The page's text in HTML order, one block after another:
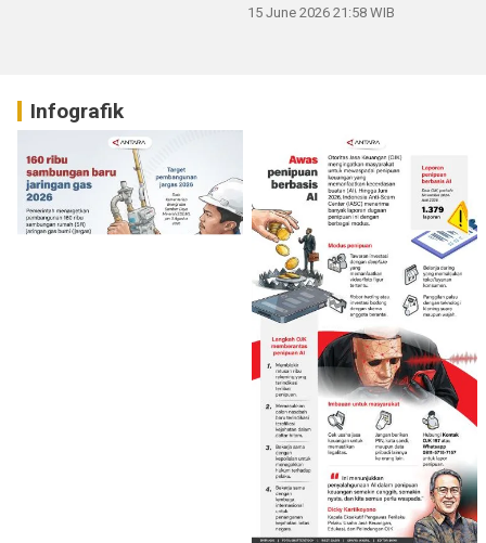
15 June 2026 21:58 WIB
Infografik